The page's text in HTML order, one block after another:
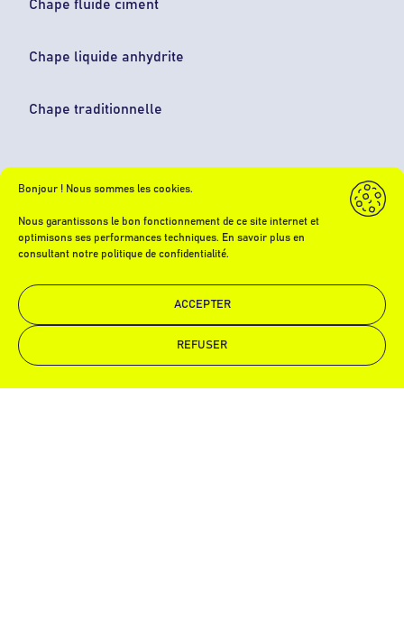
Bonjour ! Nous sommes les cookies.
Nous garantissons le bon fonctionnement de ce site internet et
optimisons ses performances techniques. En savoir plus en
consultant notre politique de confidentialité.
ACCEPTER
REFUSER
Chape fluide ciment
Chape liquide anhydrite
Chape traditionnelle
NOS ISOLATIONS
Isolation phonique